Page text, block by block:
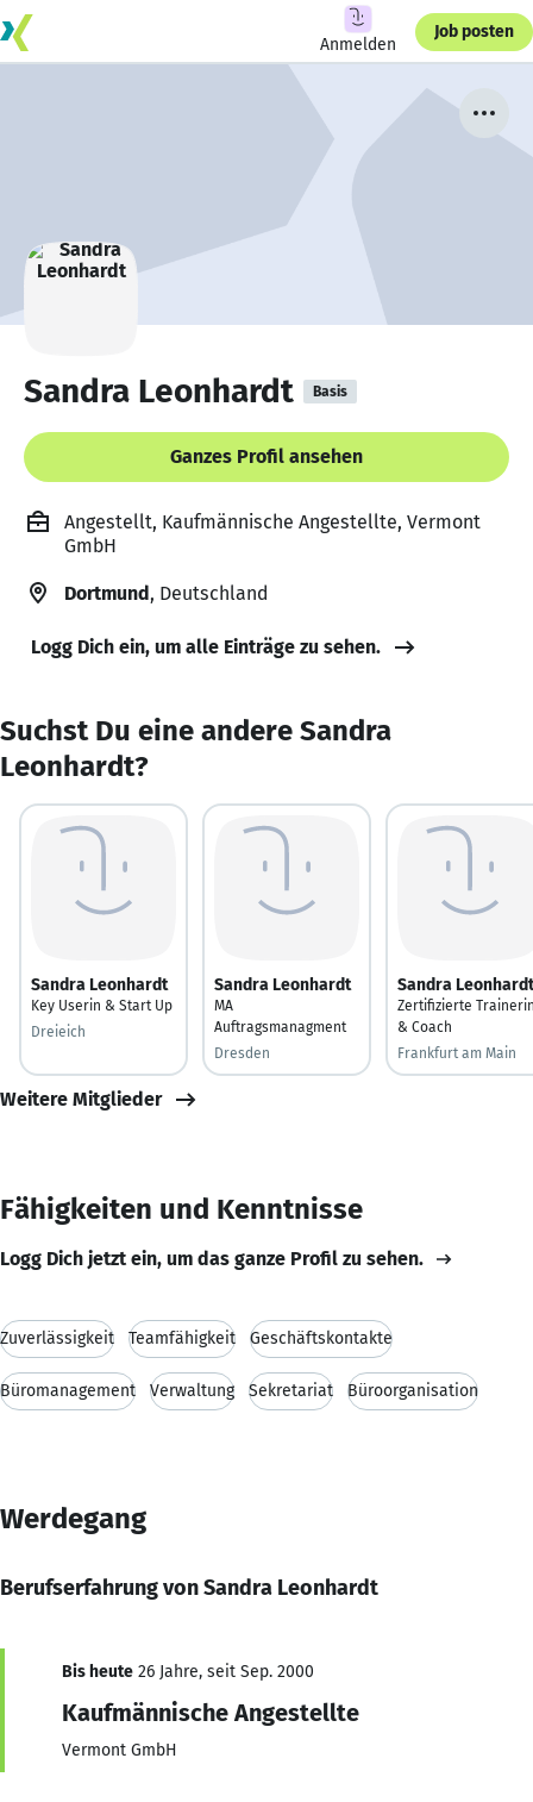
Anmelden
Job posten
Sandra Leonhardt Basis
Ganzes Profil ansehen
Angestellt, Kaufmännische Angestellte, Vermont
GmbH
Dortmund, Deutschland
Logg Dich ein, um alle Einträge zu sehen.
Suchst Du eine andere Sandra
Leonhardt?
Sandra Leonhardt
Key Userin & Start Up
Dreieich
Sandra Leonhardt
MA
Auftragsmanagment
Dresden
Sandra Leonhardt
Zertifizierte
& Coach
Frankfurt am Main
Weitere Mitglieder
Fähigkeiten und Kenntnisse
Logg Dich jetzt ein, um das ganze Profil zu sehen.
Zuverlässigkeit Teamfähigkeit Geschäftskontakte
Büromanagement Verwaltung Sekretariat Büroorganisation
Werdegang
Berufserfahrung von Sandra Leonhardt
Bis heute 26 Jahre, seit Sep. 2000
Kaufmännische Angestellte
Vermont GmbH